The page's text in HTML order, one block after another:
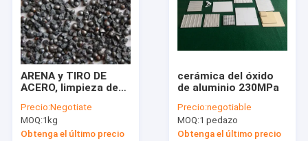
ARENA y TIRO DE
ACERO, limpieza de
moho, granallado,
chorreo con granalla,
tratamiento previo
Precio:Negotiate
MOQ:1kg
Obtenga el último precio
cerámica del óxido
de aluminio 230MPa
Precio:negotiable
MOQ:1 pedazo
Obtenga el último precio